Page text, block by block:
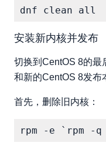
安装新内核并发布
切换到CentOS 8的最
和新的CentOS 8发布
首先，删除旧内核：